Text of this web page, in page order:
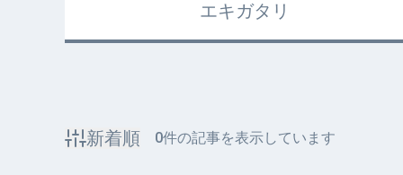
エキガタリ
新着順 0件の記事を表示しています